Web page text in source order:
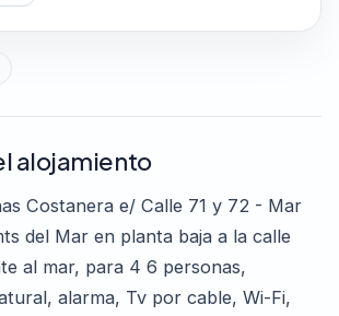
alojamiento
Costanera e/ Calle 71 y 72 - Mar
del Mar en planta baja a la calle
al mar, para 4 6 personas,
alarma, Tv por cable, Wi-Fi,